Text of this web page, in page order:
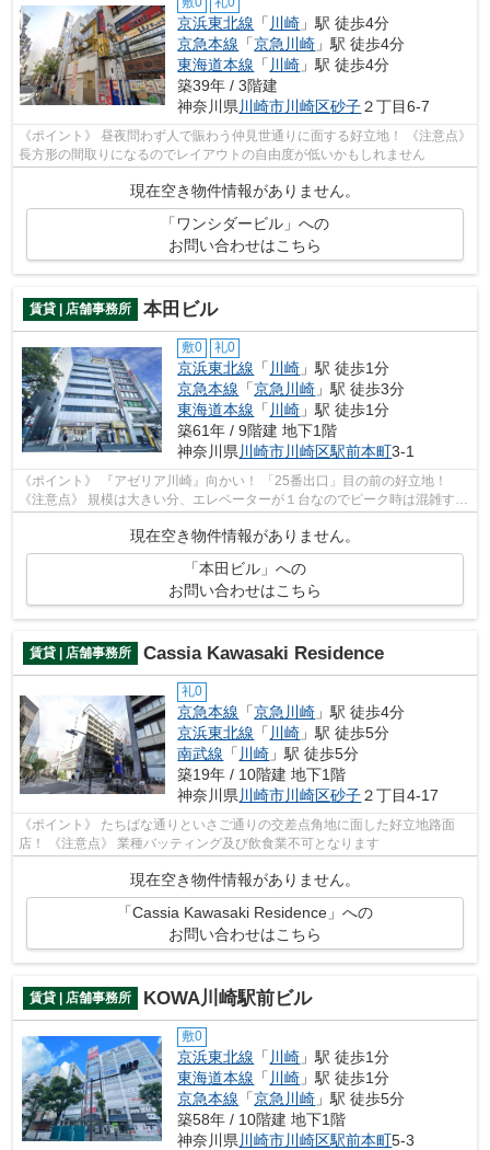
京浜東北線 「 川崎 」駅 徒歩4分
京急本線 「京急川崎 」駅 徒歩4分
東海道本線 「 川崎 」駅 徒歩4分
築39年 / 3階建
神奈川県 川崎市川崎区砂子２丁目6-7
《ポイント》 昼夜問わず人で賑わう仲見世通りに面する好立地！ 《注意点》
長方形の間取りになるのでレイアウトの自由度が低いかもしれません
現在空き物件情報がありません。
「ワンシダービル」への
お問い合わせはこちら
賃貸 | 店舗事務所 本田ビル
敷0 礼0
京浜東北線 「 川崎 」駅 徒歩1分
京急本線 「京急川崎 」駅 徒歩3分
東海道本線 「 川崎 」駅 徒歩1分
築61年 / 9階建 地下1階
神奈川県 川崎市川崎区駅前本町3-1
《ポイント》 『アゼリア川崎』向かい！ 「25番出口」目の前の好立地！
《注意点》 規模は大きい分、エレベーターが１台なのでピーク時は混雑する
可能性があります
現在空き物件情報がありません。
「本田ビル」への
お問い合わせはこちら
賃貸 | 店舗事務所 Cassia Kawasaki Residence
礼0
京急本線 「京急川崎 」駅 徒歩4分
京浜東北線 「 川崎 」駅 徒歩5分
南武線 「 川崎 」駅 徒歩5分
築19年 / 10階建 地下1階
神奈川県川崎市川崎区砂子２丁目4-17
《ポイント》 たちばな通りといさご通りの交差点角地に面した好立地路面
店！ 《注意点》 業種バッティング及び飲食業不可となります
現在空き物件情報がありません。
「Cassia Kawasaki Residence」への
お問い合わせはこちら
賃貸 | 店舗事務所 KOWA川崎駅前ビル
敷0
京浜東北線 「 川崎 」駅 徒歩1分
東海道本線 「 川崎 」駅 徒歩1分
京急本線 「京急川崎 」駅 徒歩5分
築58年 / 10階建 地下1階
神奈川県 川崎市川崎区駅前本町5-3